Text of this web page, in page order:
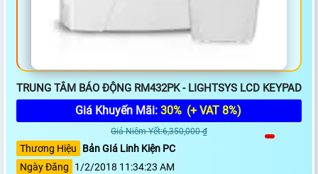
TRUNG TÂM BÁO ĐỘNG RM432PK - LIGHTSYS LCD KEYPAD
Giá Khuyến Mãi: 30% (+ VAT 8%)
Giá Niêm Yết:6,350,000 ₫
Thương Hiệu
Bản GIá Linh Kiện PC
Ngày Đăng
1/2/2018 11:34:23 AM